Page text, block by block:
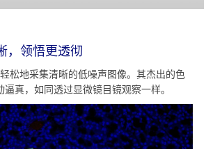
，领悟更透彻
松地采集清晰的低噪声图像。其杰出的色
真，如同透过显微镜目镜观察一样。